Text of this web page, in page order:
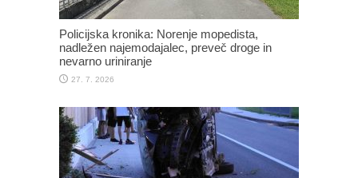
Policijska kronika: Norenje mopedista,
nadležen najemodajalec, preveč droge in
nevarno uriniranje
27. 7. 2026